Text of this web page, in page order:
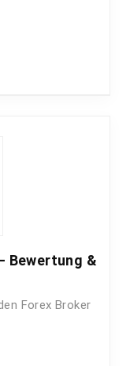
Bewertung &
Forex Broker